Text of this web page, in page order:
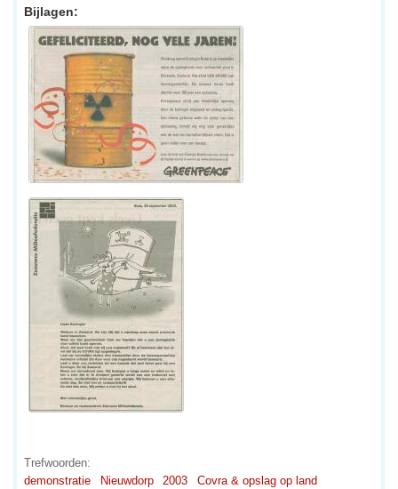
Bijlagen:
Trefwoorden:
demonstratie
Nieuwdorp 2003 Covra & opslag op land